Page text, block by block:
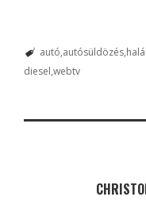
autó autósüldözés
diesel webtv